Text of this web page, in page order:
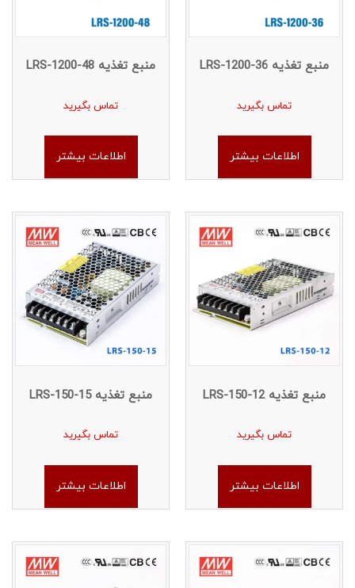
منبع تغذیه LRS-1200-36
تماس بگیرید
اطلاعات بیشتر
منبع تغذیه LRS-1200-48
تماس بگیرید
اطلاعات بیشتر
منبع تغذیه LRS-150-12
تماس بگیرید
اطلاعات بیشتر
منبع تغذیه LRS-150-15
تماس بگیرید
اطلاعات بیشتر